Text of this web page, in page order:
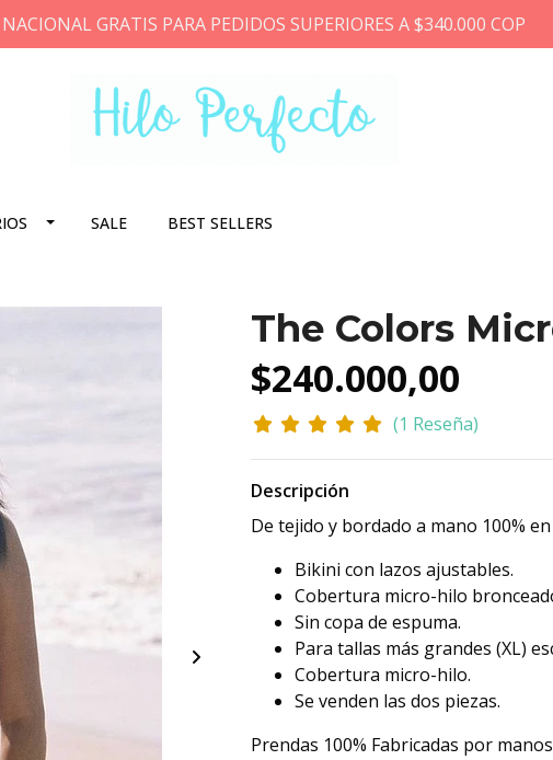
GRATIS PARA PEDIDOS SUPERIORES A $340.000 COP
SALE BEST SELLERS
The Colors
$240.000,00
(1 Reseña)
Descripción
De tejido y bordado a mano 100%
Bikini con lazos ajustables.
Cobertura micro-hilo
Sin copa de espuma.
Para tallas más grandes (XL)
Cobertura micro-hilo.
Se venden las dos piezas.
Prendas 100% Fabricadas por